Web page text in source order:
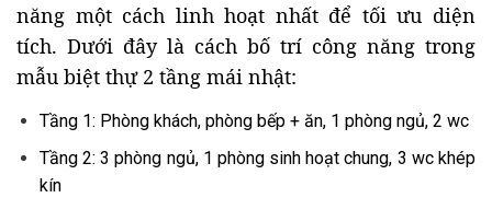
năng một cách linh hoạt nhất để tối ưu diện
tích. Dưới đây là cách bố trí công năng trong
mẫu biệt thự 2 tầng mái nhật:
Tầng 1: Phòng khách, phòng bếp + ăn, 1 phòng ngủ, 2 wc
Tầng 2: 3 phòng ngủ, 1 phòng sinh hoạt chung, 3 wc khép
kín